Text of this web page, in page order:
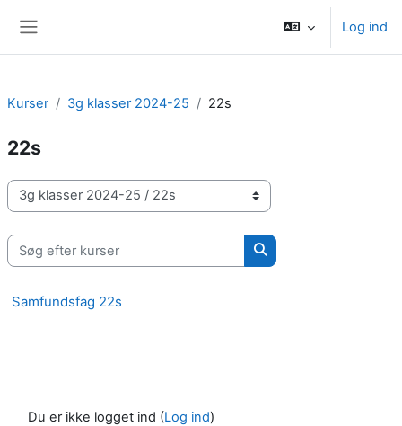
Log ind
Kurser 3g klasser 2024-25 22s
22s
Kursuskategorier
Søg efter kurser
Søg efter kurser
Samfundsfag 22s
Du er ikke logget ind (Log ind)